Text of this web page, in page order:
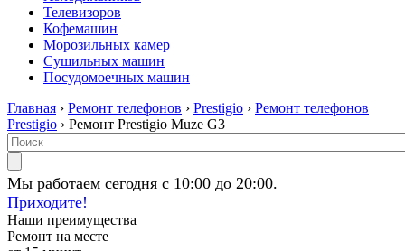
Телевизоров
Кофемашин
Морозильных камер
Сушильных машин
Посудомоечных машин
Главная › Ремонт телефонов › Prestigio › Ремонт телефонов
Prestigio › Ремонт Prestigio Muze G3
Мы работаем сегодня с 10:00 до 20:00.
Приходите!
Наши преимущества
Ремонт на месте